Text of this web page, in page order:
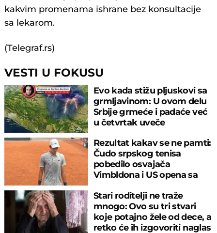
kakvim promenama ishrane bez konsultacije
sa lekarom.
(Telegraf.rs)
VESTI U FOKUSU
Evo kada stižu pljuskovi sa
grmljavinom: U ovom delu
Srbije grmeće i padaće već
u četvrtak uveče
Rezultat kakav se ne pamti:
Čudo srpskog tenisa
pobedilo osvajača
Vimbldona i US opena sa
Stari roditelji ne traže
mnogo: Ovo su tri stvari
koje potajno žele od dece, a
retko će ih izgovoriti naglas